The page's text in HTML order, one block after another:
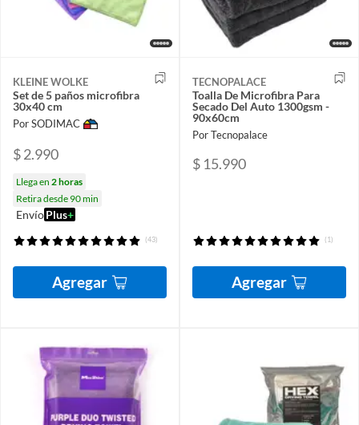
KLEINE WOLKE
Set de 5 paños microfibra
30x40 cm
Por SODIMAC
$ 2.990
Llega en 2 horas
Retira desde 90 min
EnvíoPlus+
(43)
Agregar
TECNOPALACE
Toalla De Microfibra Para
Secado Del Auto 1300gsm -
90x60cm
Por Tecnopalace
$ 15.990
(1)
Agregar